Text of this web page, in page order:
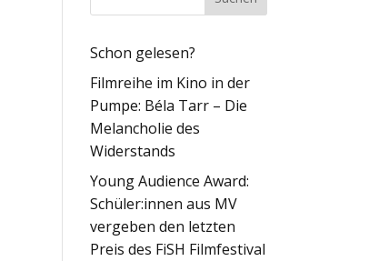
Schon gelesen?
Filmreihe im Kino in der
Pumpe: Béla Tarr – Die
Melancholie des
Widerstands
Young Audience Award:
Schüler:innen aus MV
vergeben den letzten
Preis des FiSH Filmfestival